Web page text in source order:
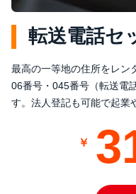
転送電話セ
最高の一等地の住所をレン
06番号・045番号（転送電
す。法人登記も可能で起業